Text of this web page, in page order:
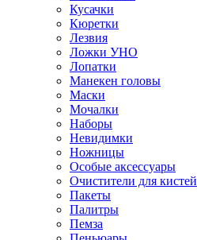
Кусачки
Кюретки
Лезвия
Ложки УНО
Лопатки
Манекен головы
Маски
Мочалки
Наборы
Невидимки
Ножницы
Особые аксессуары
Очистители для кистей
Пакеты
Палитры
Пемза